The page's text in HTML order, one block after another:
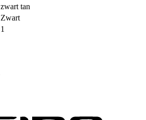
zwart tan
Zwart
1